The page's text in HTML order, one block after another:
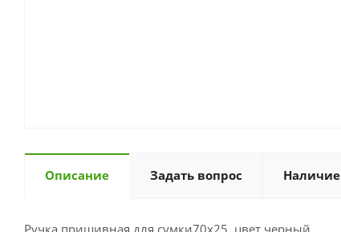
Описание Задать вопрос Наличие